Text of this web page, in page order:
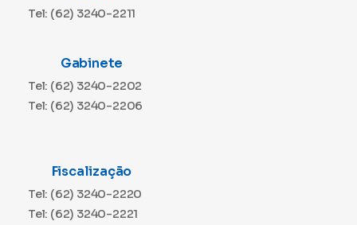
Tel: (62) 3240-2211
Gabinete
Tel: (62) 3240-2202
Tel: (62) 3240-2206
Fiscalização
Tel: (62) 3240-2220
Tel: (62) 3240-2221